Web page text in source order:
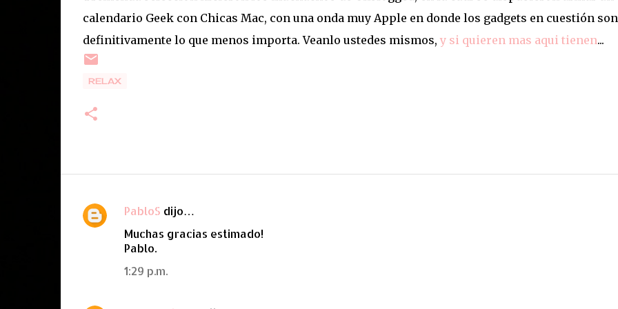
calendario Geek con Chicas Mac, con una onda muy Apple en donde los gadgets en cuestión son
definitivamente lo que menos importa. Veanlo ustedes mismos, y si quieren mas aqui tienen...
RELAX
C
PabloS dijo…
Muchas gracias estimado!
Pablo.
1:29 p.m.